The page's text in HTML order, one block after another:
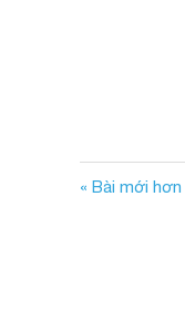
« Bài mới hơn